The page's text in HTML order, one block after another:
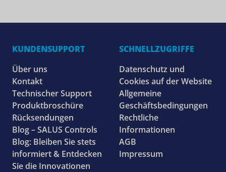
KUNDENSUPPORT
Über uns
Kontakt
Technischer Support
Produktbroschüre
Rücksendungen
Blog – SALUS Controls
Blog: Bleiben Sie stets
informiert & Entdecken
Sie die Innovationen
SCHNELLZUGRIFFE
Datenschutz und
Cookies auf der Website
Allgemeine
Geschäftsbedingungen
Rechtliche
Informationen
AGB
Impressum